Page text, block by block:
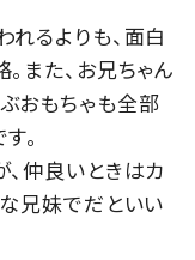
るよりも、面白
また、お兄ちゃん
おもちゃも全部
。
仲良いときはカ
兄妹でだといい